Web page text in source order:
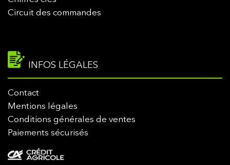
Circuit des commandes
INFOS LÉGALES
Contact
Mentions légales
Conditions générales de ventes
Paiements sécurisés